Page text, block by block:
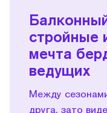
стройные
мечта
ведущих
Между
друга, зато